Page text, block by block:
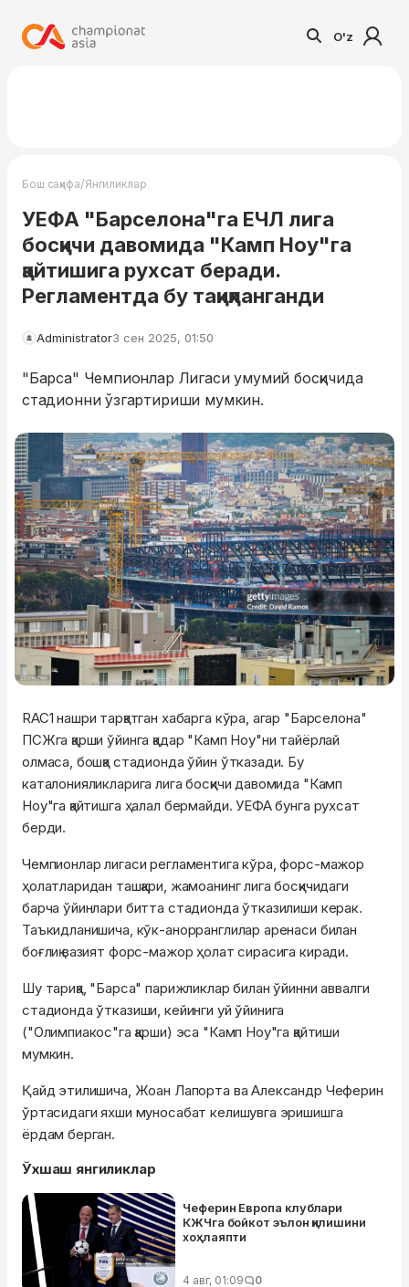
O'z
Бош саҳифа/Янгиликлар
УЕФА "Барселона"га EЧЛ лига
босқичи давомида "Камп Ноу"га
қайтишига рухсат беради.
Регламентда бу тақиқланганди
Administrator3 сен 2025, 01:50
"Барса" Чемпионлар Лигаси умумий босқичида
стадионни ўзгартириши мумкин.
RAC1 нашри тарқатган хабарга кўра, агар "Барселона"
ПСЖга қарши ўйинга қадар "Камп Ноу"ни тайёрлай
олмаса, бошқа стадионда ўйин ўтказади. Бу
каталонияликларига лига босқичи давомида "Камп
Ноу"га қайтишга ҳалал бермайди. УЕФА бунга рухсат
берди.
Чемпионлар лигаси регламентига кўра, форс-мажор
ҳолатларидан ташқари, жамоанинг лига босқичидаги
барча ўйинлари битта стадионда ўтказилиши керак.
Таъкидланишича, кўк-анорранглилар аренаси билан
боғлиқ вазият форс-мажор ҳолат сирасига киради.
Шу тариқа, "Барса" парижликлар билан ўйинни аввалги
стадионда ўтказиши, кейинги уй ўйинига
("Олимпиакос"га қарши) эса "Камп Ноу"га қайтиши
мумкин.
Қайд этилишича, Жоан Лапорта ва Александр Чеферин
ўртасидаги яхши муносабат келишувга эришишга
ёрдам берган.
Ўхшаш янгиликлар
Чеферин Европа клублари
КЖЧга бойкот эълон қилишини
хоҳлаяпти
4 авг, 01:09 0